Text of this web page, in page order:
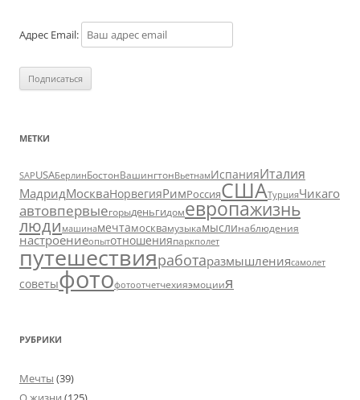
Адрес Email:
МЕТКИ
SAPUSAБерлинБостонВашингтонВьетнамИспанияИталия
МадридМоскваНорвегияРимРоссияСШАТурцияЧикаго
автовпервыегорыденьгидомевропажизнь
люди машинамечтамосквамузыкамыслинаблюдения
настроениеопытотношенияпаркполет
путешествияработаразмышлениясамолет
советыфотофотоотчетчехияэмоциия
РУБРИКИ
Мечты (39)